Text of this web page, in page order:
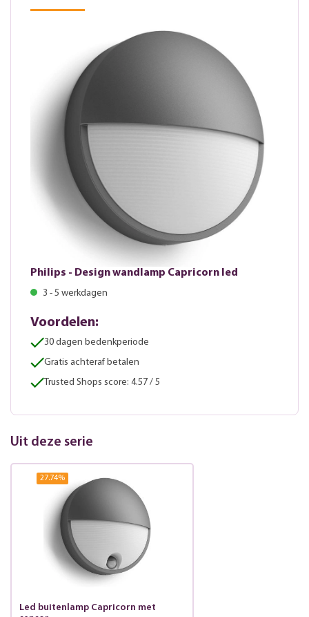
Philips - Design wandlamp Capricorn led
3 - 5 werkdagen
Voordelen:
30 dagen bedenkperiode
Gratis achteraf betalen
Trusted Shops score: 4.57 / 5
Uit deze serie
27.74%
Led buitenlamp Capricorn met